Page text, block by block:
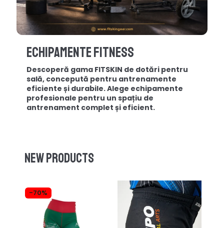
Echipamente Fitness
Descoperă gama FITSKIN de dotări pentru
sală, concepută pentru antrenamente
eficiente și durabile. Alege echipamente
profesionale pentru un spațiu de
antrenament complet și eficient.
New products
-70%